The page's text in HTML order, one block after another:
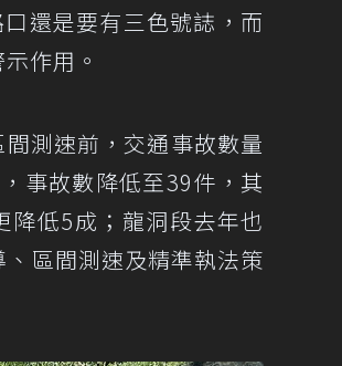
還是要有三色號誌，而
作用。
測速前，交通事故數量
事故數降低至39件，其
降低5成；龍洞段去年也
區間測速及精準執法策